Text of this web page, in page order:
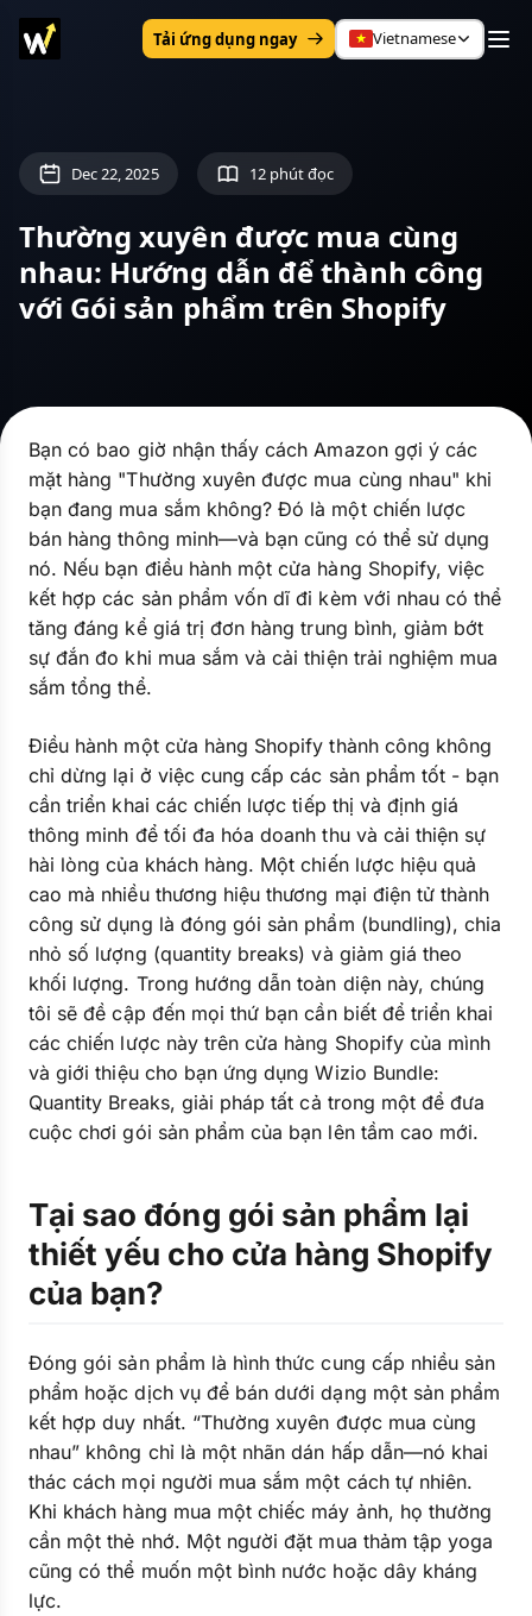
Tải ứng dụng ngay Vietnamese
Dec 22, 2025 12 phút đọc
Thường xuyên được mua cùng
nhau: Hướng dẫn để thành công
với Gói sản phẩm trên Shopify
Bạn có bao giờ nhận thấy cách Amazon gợi ý các
mặt hàng "Thường xuyên được mua cùng nhau" khi
bạn đang mua sắm không? Đó là một chiến lược
bán hàng thông minh—và bạn cũng có thể sử dụng
nó. Nếu bạn điều hành một cửa hàng Shopify, việc
kết hợp các sản phẩm vốn dĩ đi kèm với nhau có thể
tăng đáng kể giá trị đơn hàng trung bình, giảm bớt
sự đắn đo khi mua sắm và cải thiện trải nghiệm mua
sắm tổng thể.
Điều hành một cửa hàng Shopify thành công không
chỉ dừng lại ở việc cung cấp các sản phẩm tốt - bạn
cần triển khai các chiến lược tiếp thị và định giá
thông minh để tối đa hóa doanh thu và cải thiện sự
hài lòng của khách hàng. Một chiến lược hiệu quả
cao mà nhiều thương hiệu thương mại điện tử thành
công sử dụng là đóng gói sản phẩm (bundling), chia
nhỏ số lượng (quantity breaks) và giảm giá theo
khối lượng. Trong hướng dẫn toàn diện này, chúng
tôi sẽ đề cập đến mọi thứ bạn cần biết để triển khai
các chiến lược này trên cửa hàng Shopify của mình
và giới thiệu cho bạn ứng dụng Wizio Bundle:
Quantity Breaks, giải pháp tất cả trong một để đưa
cuộc chơi gói sản phẩm của bạn lên tầm cao mới.
Tại sao đóng gói sản phẩm lại
thiết yếu cho cửa hàng Shopify
của bạn?
Đóng gói sản phẩm là hình thức cung cấp nhiều sản
phẩm hoặc dịch vụ để bán dưới dạng một sản phẩm
kết hợp duy nhất. “Thường xuyên được mua cùng
nhau” không chỉ là một nhãn dán hấp dẫn—nó khai
thác cách mọi người mua sắm một cách tự nhiên.
Khi khách hàng mua một chiếc máy ảnh, họ thường
cần một thẻ nhớ. Một người đặt mua thảm tập yoga
cũng có thể muốn một bình nước hoặc dây kháng
lực.